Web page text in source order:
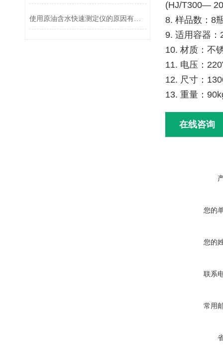
(HJ/T300—
8. 样品数：8
9. 适用容器：
10. 材质：不
11. 电压：
12. 尺寸：
13. 重量：
在线咨询
您的
您的
联系
常用
使用原油含水快速测定仪的原因有哪些？